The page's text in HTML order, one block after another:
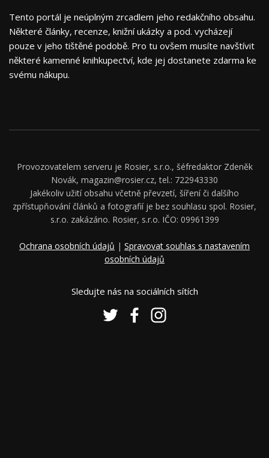
Tento portál je neúplným zrcadlem jeho redakčního obsahu.
Některé články, recenze, knižní ukázky a pod. vycházejí
pouze v jeho tištěné podobě. Pro tu ovšem musíte navštívit
některé kamenné knihkupectví, kde jej dostanete zdarma ke
svému nákupu.
Provozovatelem serveru je Rosier, s.r.o., šéfredaktor Zdeněk
Novák, magazin@rosier.cz, tel.: 722943330
Jakékoliv užití obsahu včetně převzetí, šíření či dalšího
zpřístupňování článků a fotografií je bez souhlasu spol. Rosier,
s.r.o. zakázáno. Rosier, s.r.o. IČO: 09961399
Ochrana osobních údajů | Spravovat souhlas s nastavením
osobních údajů
Sledujte nás na sociálních sítích